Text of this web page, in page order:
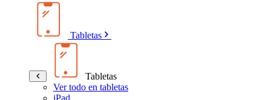
Tabletas
Tabletas
Ver todo en tabletas
iPad